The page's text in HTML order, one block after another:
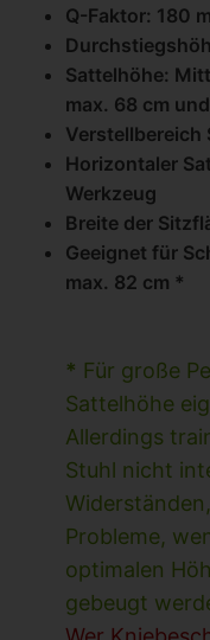
Q-Faktor: 180
Sattelhöhe:
max. 68 cm
Verstellbereich
Horizontaler
Werkzeug
Breite der
Geeignet für
max. 82 cm *
* Für große
Sattelhöhe
Allerdings
Stuhl nicht
Probleme,
optimalen
gebeugt